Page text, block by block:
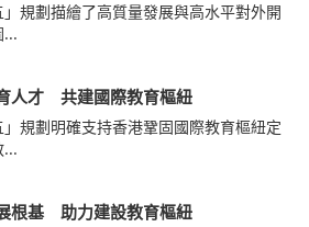
規劃描繪了高質量發展與高水平對外開
...
人才 共建國際教育樞紐
規劃明確支持香港鞏固國際教育樞紐定
...
根基 助力建設教育樞紐